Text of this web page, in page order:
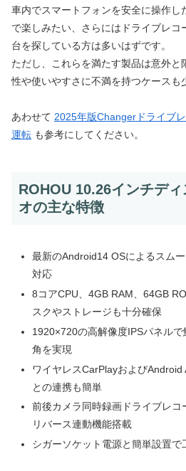
車内でスマートフォンを安全に操作し
で楽しみたい、さらにはドライブレコ
台を探している方は多いはずです。
ただし、これらを満たす製品は意外と
性や使いやすさに不満を持つケースも
あわせて 2025年版Changerドライブ
運転 も参考にしてください。
ROHOU 10.26インチデ
オの主な特徴
最新のAndroid14 OSによるスム
対応
8コアCPU、4GB RAM、64GB
スクやストレージも十分確保
1920×720の高解像度IPSパネル
角を実現
ワイヤレスCarPlayおよび
との連携も簡単
前後カメラ同時録画ドライブレ
リバース連動機能搭載
シガーソケット電源と簡単設置